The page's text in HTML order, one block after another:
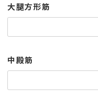
大腿方形筋
中殿筋